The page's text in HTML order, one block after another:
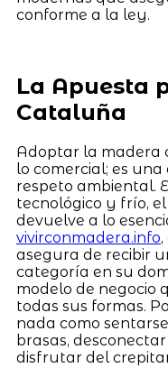
conforme a la ley.
La Apuesta
Cataluña
Adoptar la madera
lo comercial; es
respeto ambiental.
tecnológico y frío,
devuelve a lo
vivirconmadera.info
asegura de recibir
categoría en su
modelo de negocio
todas sus formas.
nada como
brasas,
disfrutar del